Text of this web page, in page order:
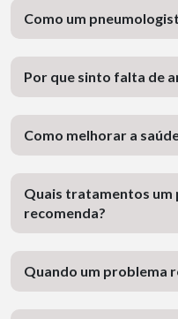
Como um
Por que sinto falta de
Como melhorar a
Quais tratamentos um
recomenda?
Quando um problema